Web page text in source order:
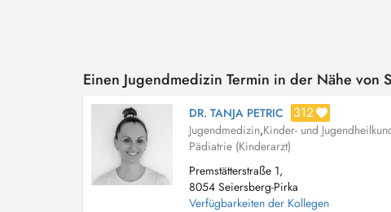
Einen Jugendmedizin Termin in der Nähe von
DR. TANJA PETRIC 312
Jugendmedizin,Kinder- und
Pädiatrie (Kinderarzt)
Premstätterstraße 1,
8054 Seiersberg-Pirka
Verfügbarkeiten der Kollegen